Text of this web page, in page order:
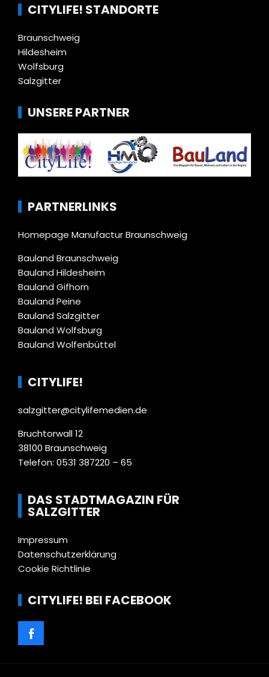
CITYLIFE! STANDORTE
Braunschweig
Hildesheim
Wolfsburg
Salzgitter
UNSERE PARTNER
PARTNERLINKS
Homepage Manufactur Braunschweig
Bauland Braunschweig
Bauland Hildesheim
Bauland Gifhorn
Bauland Peine
Bauland Salzgitter
Bauland Wolfsburg
Bauland Wolfenbüttel
CITYLIFE!
salzgitter@citylifemedien.de
Bruchtorwall 12
38100 Braunschweig
Telefon: 0531 387220 – 65
DAS STADTMAGAZIN FÜR
SALZGITTER
Impressum
Datenschutzerklärung
Cookie Richtlinie
CITYLIFE! BEI FACEBOOK